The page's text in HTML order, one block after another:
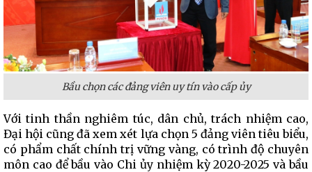
Bầu chọn các đảng viên uy tín vào cấp ủy
Với tinh thần nghiêm túc, dân chủ, trách nhiệm cao,
Đại hội cũng đã xem xét lựa chọn 5 đảng viên tiêu biểu,
có phẩm chất chính trị vững vàng, có trình độ chuyên
môn cao để bầu vào Chi ủy nhiệm kỳ 2020-2025 và bầu